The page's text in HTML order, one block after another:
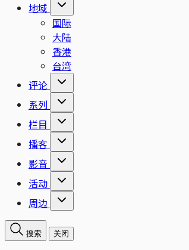
地域
国际
大陆
香港
台湾
评论
系列
栏目
播客
影音
活动
周边
搜索 关闭